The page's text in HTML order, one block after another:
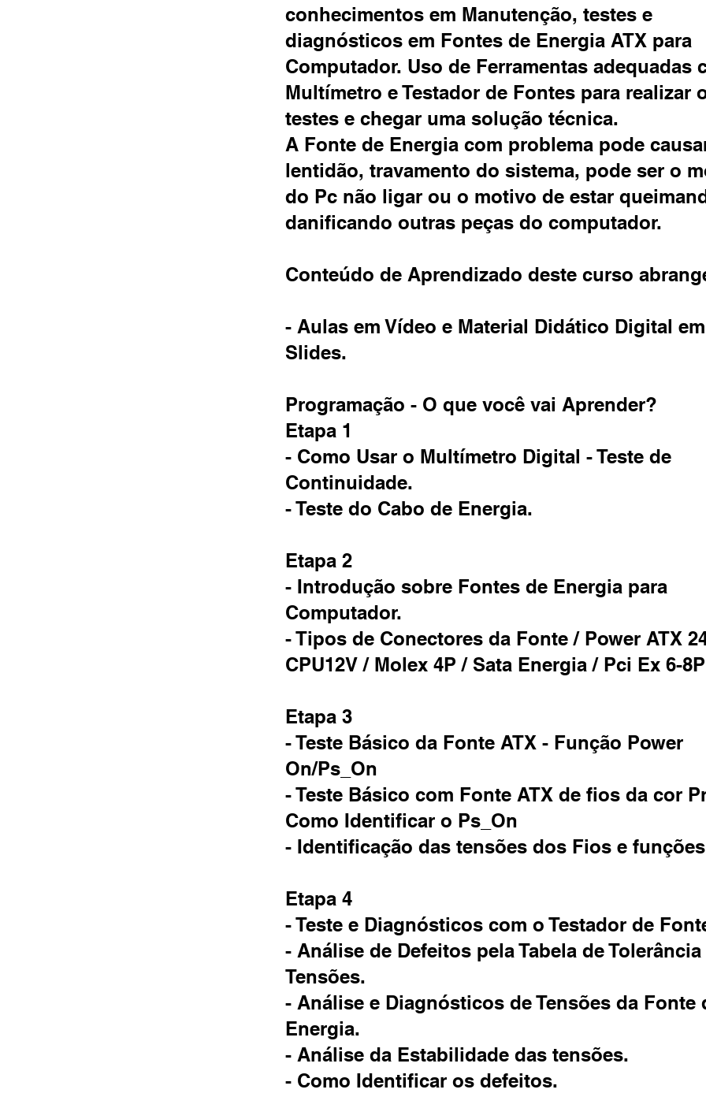
conhecimentos em Manutenção, testes e
diagnósticos em Fontes de Energia ATX para
Computador. Uso de Ferramentas adequadas
Multímetro e Testador de Fontes para realizar
testes e chegar uma solução técnica.
A Fonte de Energia com problema pode
lentidão, travamento do sistema, pode ser o
do Pc não ligar ou o motivo de estar
danificando outras peças do computador.
Conteúdo de Aprendizado deste curso
- Aulas em Vídeo e Material Didático Digital
Slides.
Programação - O que você vai Aprender?
Etapa 1
- Como Usar o Multímetro Digital - Teste de
Continuidade.
- Teste do Cabo de Energia.
Etapa 2
- Introdução sobre Fontes de Energia para
Computador.
- Tipos de Conectores da Fonte / Power ATX
CPU12V / Molex 4P / Sata Energia / Pci Ex 6-
Etapa 3
- Teste Básico da Fonte ATX - Função Power
On/Ps_On
- Teste Básico com Fonte ATX de fios da cor
Como Identificar o Ps_On
- Identificação das tensões dos Fios e
Etapa 4
- Teste e Diagnósticos com o Testador de
- Análise de Defeitos pela Tabela de Tolerância
Tensões.
- Análise e Diagnósticos de Tensões da Fonte
Energia.
- Análise da Estabilidade das tensões.
- Como Identificar os defeitos.